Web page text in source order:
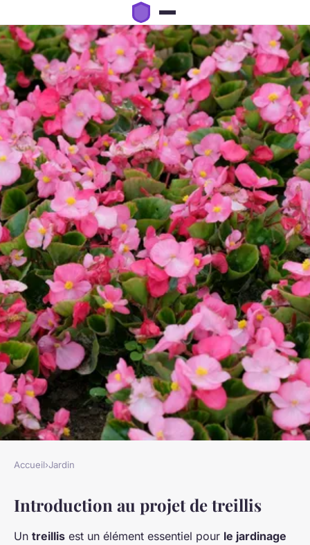
Réalisez votre propre treillis :
guide DIY
Accueil›Jardin
Introduction au projet de treillis
Un treillis est un élément essentiel pour le jardinage